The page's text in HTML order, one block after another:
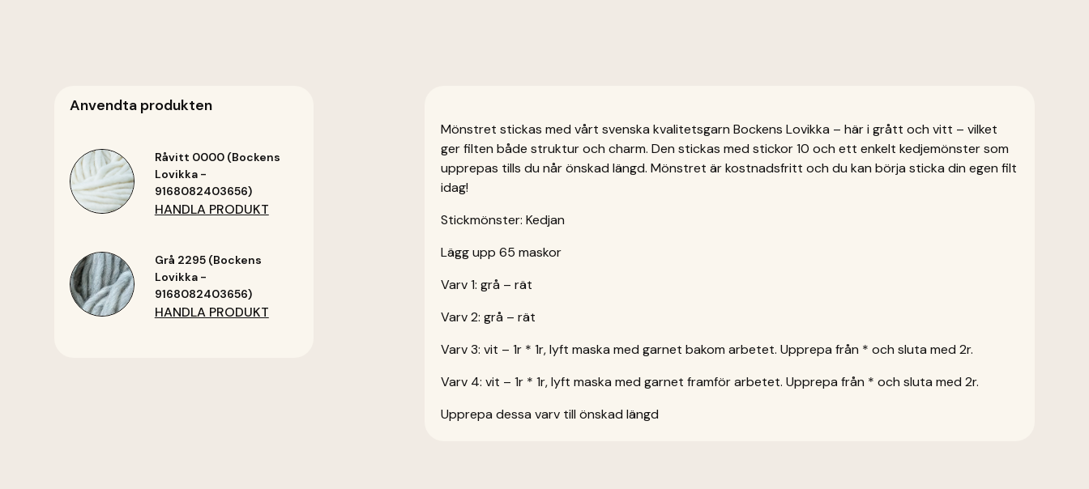
Anvendta produkten
Råvitt 0000 (Bockens
Lovikka -
9168082403656)
HANDLA PRODUKT
Grå 2295 (Bockens
Lovikka -
9168082403656)
HANDLA PRODUKT
Mönstret stickas med vårt svenska kvalitetsgarn Bockens Lovikka – här i grått och vitt – vilket
ger filten både struktur och charm. Den stickas med stickor 10 och ett enkelt kedjemönster som
upprepas tills du når önskad längd. Mönstret är kostnadsfritt och du kan börja sticka din egen filt
idag!
Stickmönster: Kedjan
Lägg upp 65 maskor
Varv 1: grå – rät
Varv 2: grå – rät
Varv 3: vit – 1r * 1r, lyft maska med garnet bakom arbetet. Upprepa från * och sluta med 2r.
Varv 4: vit – 1r * 1r, lyft maska med garnet framför arbetet. Upprepa från * och sluta med 2r.
Upprepa dessa varv till önskad längd